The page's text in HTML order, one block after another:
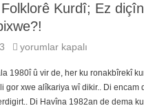
Kurdî; Ez
Çîrokek
Folklorê
Kurdî;
Ez
diçînim
yorumlar kapalı
1980î û vir de, her ku ronakbîrekî
gor xwe alîkariya wî dikir.. Di encam
Di Havîna 1982an de dema